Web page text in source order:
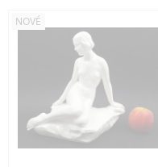
NOVÉ